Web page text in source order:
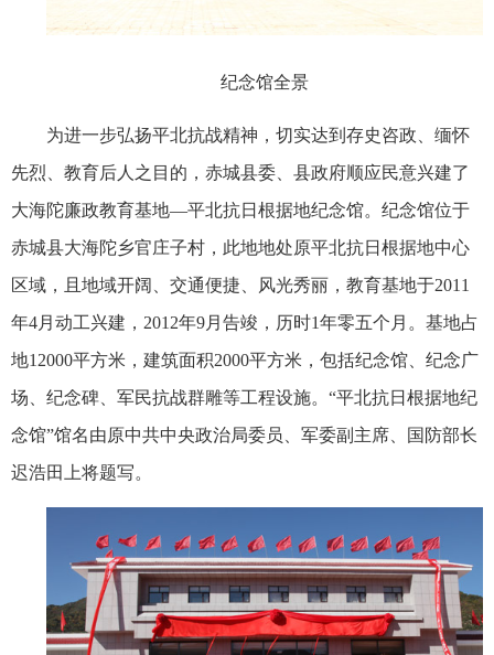
纪念馆全景
为进一步弘扬平北抗战精神，切实达到存史咨政、缅怀
先烈、教育后人之目的，赤城县委、县政府顺应民意兴建了
大海陀廉政教育基地—平北抗日根据地纪念馆。纪念馆位于
赤城县大海陀乡官庄子村，此地地处原平北抗日根据地中心
区域，且地域开阔、交通便捷、风光秀丽，教育基地于2011
年4月动工兴建， 2012年9月告竣，历时1年零五个月。基地占
地12000平方米，建筑面积2000平方米，包括纪念馆、纪念广
场、纪念碑、军民抗战群雕等工程设施。“平北抗日根据地纪
念馆”馆名由原中共中央政治局委员、军委副主席、国防部长
迟浩田上将题写。